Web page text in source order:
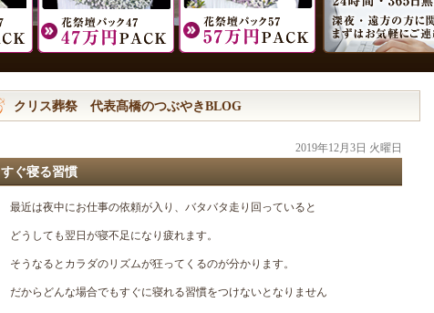
クリス葬祭 代表髙橋のつぶやきBLOG
2019年12月3日 火曜日
すぐ寝る習慣
最近は夜中にお仕事の依頼が入り、バタバタ走り回っていると
どうしても翌日が寝不足になり疲れます。
そうなるとカラダのリズムが狂ってくるのが分かります。
だからどんな場合でもすぐに寝れる習慣をつけないとなりません